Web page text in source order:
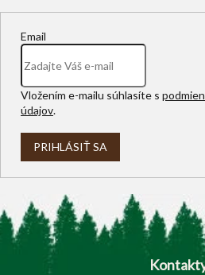
Email
Vložením e-mailu súhlasíte s
údajov.
PRIHLÁSIŤ SA
Z